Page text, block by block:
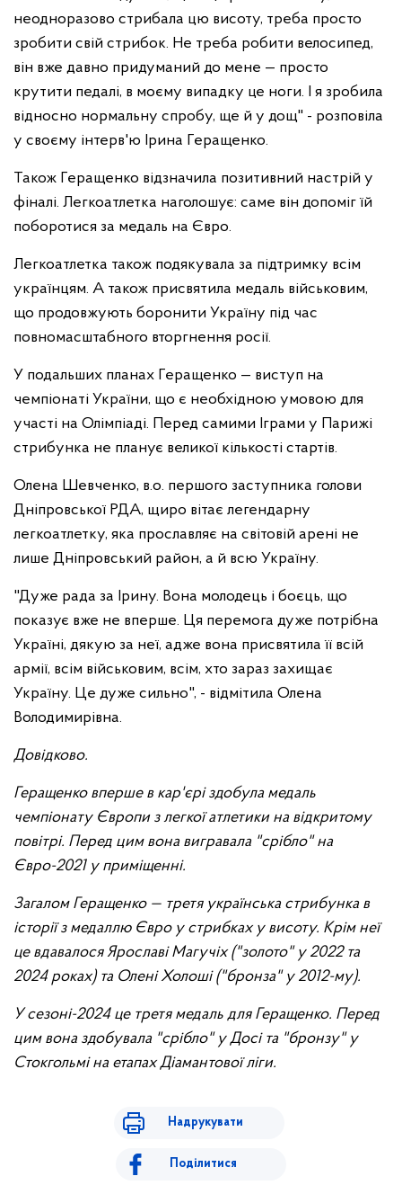
неодноразово стрибала цю висоту, треба просто
зробити свій стрибок. Не треба робити велосипед,
він вже давно придуманий до мене — просто
крутити педалі, в моєму випадку це ноги. І я зробила
відносно нормальну спробу, ще й у дощ" - розповіла
у своєму інтерв'ю Ірина Геращенко.
Також Геращенко відзначила позитивний настрій у
фіналі. Легкоатлетка наголошує: саме він допоміг їй
поборотися за медаль на Євро.
Легкоатлетка також подякувала за підтримку всім
українцям. А також присвятила медаль військовим,
що продовжують боронити Україну під час
повномасштабного вторгнення росії.
У подальших планах Геращенко — виступ на
чемпіонаті України, що є необхідною умовою для
участі на Олімпіаді. Перед самими Іграми у Парижі
стрибунка не планує великої кількості стартів.
Олена Шевченко, в.о. першого заступника голови
Дніпровської РДА, щиро вітає легендарну
легкоатлетку, яка прославляє на світовій арені не
лише Дніпровський район, а й всю Україну.
"Дуже рада за Ірину. Вона молодець і боєць, що
показує вже не вперше. Ця перемога дуже потрібна
Україні, дякую за неї, адже вона присвятила її всій
армії, всім військовим, всім, хто зараз захищає
Україну. Це дуже сильно", - відмітила Олена
Володимирівна.
Довідково.
Геращенко вперше в кар'єрі здобула медаль
чемпіонату Європи з легкої атлетики на відкритому
повітрі. Перед цим вона вигравала "срібло" на
Євро-2021 у приміщенні.
Загалом Геращенко — третя українська стрибунка в
історії з медаллю Євро у стрибках у висоту. Крім неї
це вдавалося Ярославі Магучіх ("золото" у 2022 та
2024 роках) та Олені Холоші ("бронза" у 2012-му).
У сезоні-2024 це третя медаль для Геращенко. Перед
цим вона здобувала "срібло" у Досі та "бронзу" у
Стокгольмі на етапах Діамантової ліги.
Надрукувати
Поділитися